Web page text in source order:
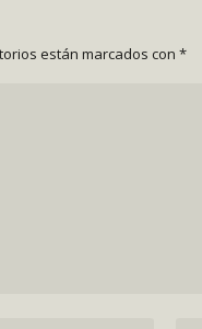
están marcados con *